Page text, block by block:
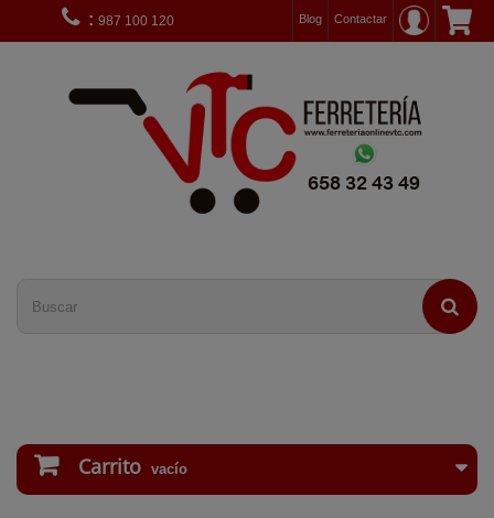
Contactar
: 987 100 120 Blog
Carrito vacío